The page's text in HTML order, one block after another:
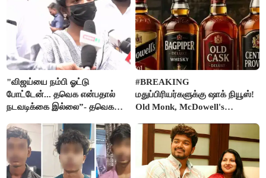
"விஜய்யை நம்பி ஓட்டு
போட்டேன்... தவெக என்பதால்
நடவடிக்கை இல்லை”- தவெக
கதறல்
#BREAKING
மதுப்பிரியர்களுக்கு ஷாக் நியூஸ்!
Old Monk, McDowell's
FSSAI தடை